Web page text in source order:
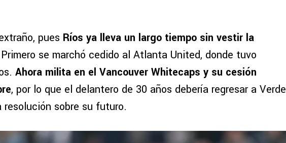
pues Ríos ya lleva un largo tiempo sin vestir la
Primero se marchó cedido al Atlanta United, donde tuvo
Ahora milita en el Vancouver Whitecaps y su cesión
, por lo que el delantero de 30 años debería regresar a Verde
resolución sobre su futuro.